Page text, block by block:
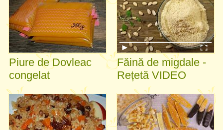
Piure de Dovleac
congelat
Făină de migdale -
Rețetă VIDEO